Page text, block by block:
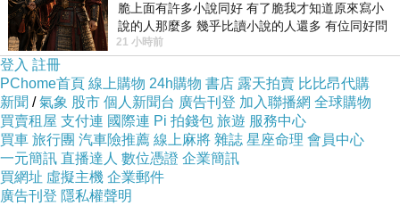
脆上面有許多小說同好 有了脆我才知道原來寫小
說的人那麼多 幾乎比讀小說的人還多 有位同好問
了一個問題 她說為什麼高中文學獎的
21 小時前
登入 註冊
PChome首頁 線上購物 24h購物 書店 露天拍賣 比比昂代購
新聞 /氣象 股市 個人新聞台 廣告刊登 加入聯播網 全球購物
買賣租屋 支付連 國際連 Pi 拍錢包 旅遊 服務中心
買車 旅行團 汽車險推薦 線上麻將 雜誌 星座命理 會員中心
一元簡訊 直播達人 數位憑證 企業簡訊
買網址 虛擬主機 企業郵件
廣告刊登 隱私權聲明